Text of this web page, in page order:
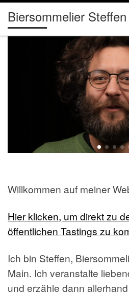
Zum Inhalt springen
Biersommelier Steffen
Willkommen auf meiner
Hier klicken, um direkt zu
öffentlichen Tastings zu
Ich bin Steffen,
Main. Ich veranstalte
und erzähle dann